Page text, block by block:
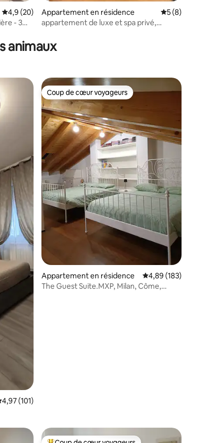
: 4,9 sur 5
Évaluation moyenne sur la base de 20 commentaires : 4,9 sur 5
4,9 (20)
- 3
Appartement en résidence Évaluation
5 (8)
appartement de luxe et spa privé,
animaux
: 4,87 sur 5
moyenne sur la base de 101 commentaires : 4,97 sur 5
4,97 (101)
Coup de cœur voyageurs
Coup de cœur voyageurs
Appartement en résidence Évaluation moyenne
4,89 (183)
The Guest Suite.MXP, Milan, Côme,